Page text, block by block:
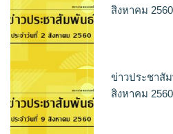
สิงหาคม 2560
ข่าวประชาสั
สิงหาคม 2560